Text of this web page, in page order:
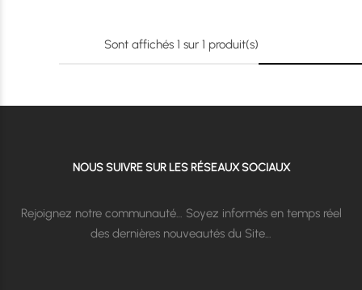
Sont affichés 1 sur 1 produit(s)
NOUS SUIVRE SUR LES RÉSEAUX SOCIAUX
Rejoignez notre communauté… Soyez informés en temps réel
des dernières nouveautés du Site…